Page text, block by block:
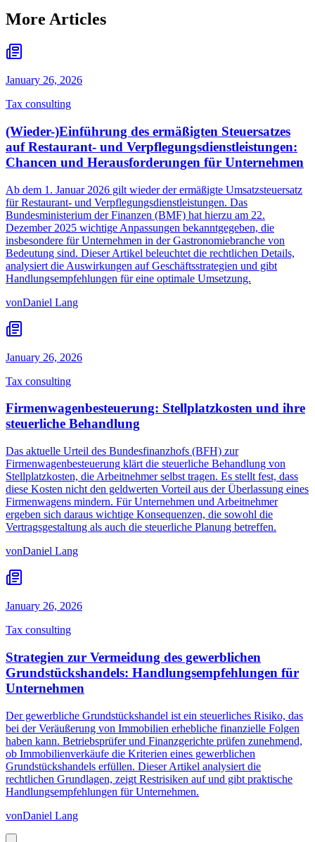
More Articles
January 26, 2026
Tax consulting
(Wieder-)Einführung des ermäßigten Steuersatzes
auf Restaurant- und Verpflegungsdienstleistungen:
Chancen und Herausforderungen für Unternehmen
Ab dem 1. Januar 2026 gilt wieder der ermäßigte Umsatzsteuersatz
für Restaurant- und Verpflegungsdienstleistungen. Das
Bundesministerium der Finanzen (BMF) hat hierzu am 22.
Dezember 2025 wichtige Anpassungen bekanntgegeben, die
insbesondere für Unternehmen in der Gastronomiebranche von
Bedeutung sind. Dieser Artikel beleuchtet die rechtlichen Details,
analysiert die Auswirkungen auf Geschäftsstrategien und gibt
Handlungsempfehlungen für eine optimale Umsetzung.
vonDaniel Lang
January 26, 2026
Tax consulting
Firmenwagenbesteuerung: Stellplatzkosten und ihre
steuerliche Behandlung
Das aktuelle Urteil des Bundesfinanzhofs (BFH) zur
Firmenwagenbesteuerung klärt die steuerliche Behandlung von
Stellplatzkosten, die Arbeitnehmer selbst tragen. Es stellt fest, dass
diese Kosten nicht den geldwerten Vorteil aus der Überlassung eines
Firmenwagens mindern. Für Unternehmen und Arbeitnehmer
ergeben sich daraus wichtige Konsequenzen, die sowohl die
Vertragsgestaltung als auch die steuerliche Planung betreffen.
vonDaniel Lang
January 26, 2026
Tax consulting
Strategien zur Vermeidung des gewerblichen
Grundstückshandels: Handlungsempfehlungen für
Unternehmen
Der gewerbliche Grundstückshandel ist ein steuerliches Risiko, das
bei der Veräußerung von Immobilien erhebliche finanzielle Folgen
haben kann. Betriebsprüfer und Finanzgerichte prüfen zunehmend,
ob Immobilienverkäufe die Kriterien eines gewerblichen
Grundstückshandels erfüllen. Dieser Artikel analysiert die
rechtlichen Grundlagen, zeigt Restrisiken auf und gibt praktische
Handlungsempfehlungen für Unternehmen.
vonDaniel Lang